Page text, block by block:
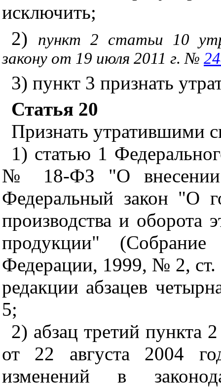
исключить;
2)
пункт 2 статьи 10
закону от 19 июля 2011 г. №
3) пункт 3 признать
Статья 20
Признать утратившими
1) статью 1
№ 18-ФЗ "О внесении
Федеральный закон "О
производства и оборота
продукции" (Собрание
Федерации, 1999, № 2, ст.
редакции абзацев
5;
2) абзац третий пункта
от 22 августа 2004
изменений в